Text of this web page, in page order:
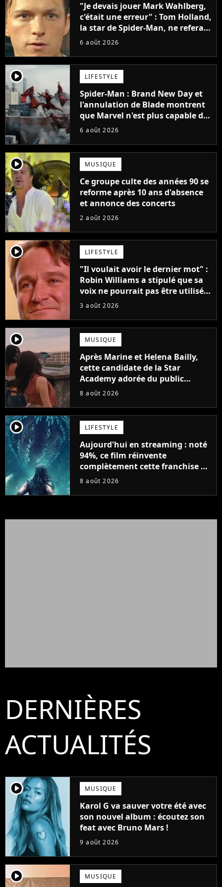
"Je devais jouer Mark Wahlberg,
c'était une erreur" : Tom Holland,
la star de Spider-Man, ne referait
pas ce blockbuster
6 août 2026
player2 LIFESTYLE
Spider-Man : Brand New Day et
l'annulation de Blade montrent
que Marvel n'est plus capable de
faire quoi que ce soit de simple
6 août 2026
player2 MUSIQUE
Ce groupe culte des années 90 se
reforme après 10 ans d'absence
et annonce des concerts
2 août 2026
player2 LIFESTYLE
"Il voulait avoir le dernier mot" :
Robin Williams a stipulé que sa
voix ne pourrait pas être utilisée
avant 2039, pourtant Disney
inédits
3 août 2026
player2 MUSIQUE
Après Marine et Helena Bailly,
cette candidate de la Star
Academy adorée du public
annonce son premier album,
8 août 2026
player2 LIFESTYLE
Aujourd'hui en streaming : noté
94%, ce film réinvente
complètement cette franchise de
science-fiction vieille de 40 ans
8 août 2026
DERNIÈRES
ACTUALITÉS
player2 MUSIQUE
Karol G va sauver votre été avec
son nouvel album : écoutez son
feat avec Bruno Mars !
9 août 2026
player2 MUSIQUE